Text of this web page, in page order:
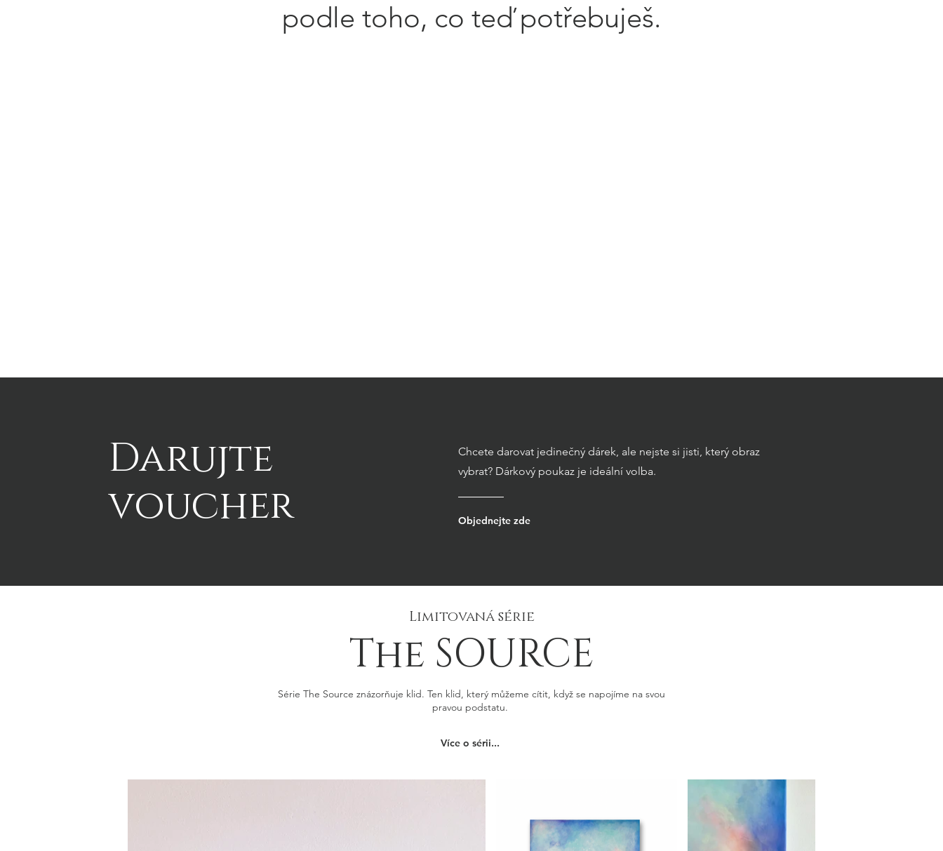
podle toho, co teď potřebuješ.
Darujte
voucher
Chcete darovat jedinečný dárek, ale nejste si jisti, který obraz
vybrat? Dárkový poukaz je ideální volba.
Objednejte zde
Limitovaná série
The SOURCE
Série The Source znázorňuje klid. Ten klid, který můžeme cítit, když se napojíme na svou
pravou podstatu.
Více o sérii...